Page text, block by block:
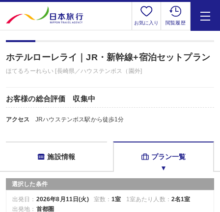
お気に入り 閲覧履歴
ホテルローレライ｜JR・新幹線+宿泊セットプラン
ほてるろーれらい [長崎県／ハウステンボス（園外]
お客様の総合評価 収集中
アクセス JRハウステンボス駅から徒歩1分
施設情報 プラン一覧
選択した条件
出発日： 2026年8月11日(火) 室数：1室 1室あたり人数： 2名1室
出発地： 首都圏